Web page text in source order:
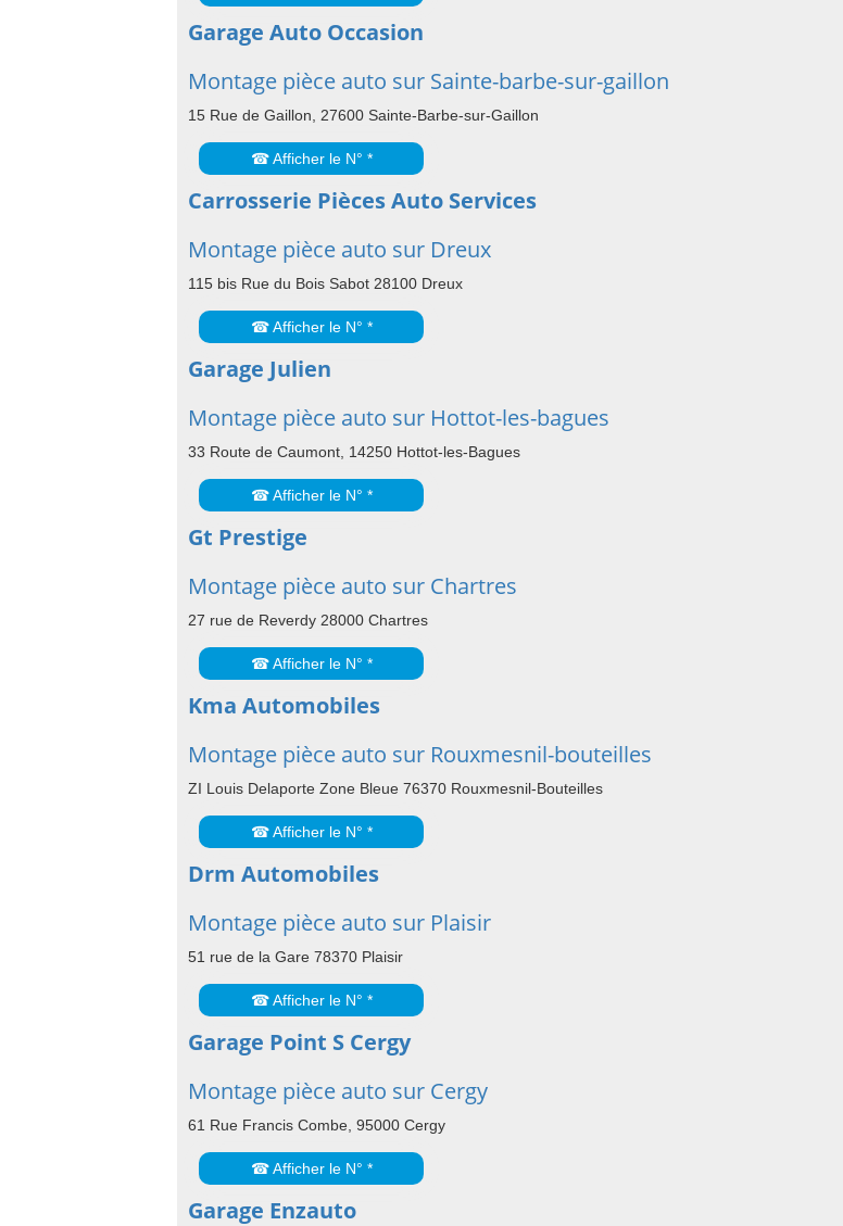
Garage Auto Occasion
Montage pièce auto sur Sainte-barbe-sur-gaillon
15 Rue de Gaillon, 27600 Sainte-Barbe-sur-Gaillon
☎ Afficher le N° *
Carrosserie Pièces Auto Services
Montage pièce auto sur Dreux
115 bis Rue du Bois Sabot 28100 Dreux
☎ Afficher le N° *
Garage Julien
Montage pièce auto sur Hottot-les-bagues
33 Route de Caumont, 14250 Hottot-les-Bagues
☎ Afficher le N° *
Gt Prestige
Montage pièce auto sur Chartres
27 rue de Reverdy 28000 Chartres
☎ Afficher le N° *
Kma Automobiles
Montage pièce auto sur Rouxmesnil-bouteilles
ZI Louis Delaporte Zone Bleue 76370 Rouxmesnil-Bouteilles
☎ Afficher le N° *
Drm Automobiles
Montage pièce auto sur Plaisir
51 rue de la Gare 78370 Plaisir
☎ Afficher le N° *
Garage Point S Cergy
Montage pièce auto sur Cergy
61 Rue Francis Combe, 95000 Cergy
☎ Afficher le N° *
Garage Enzauto